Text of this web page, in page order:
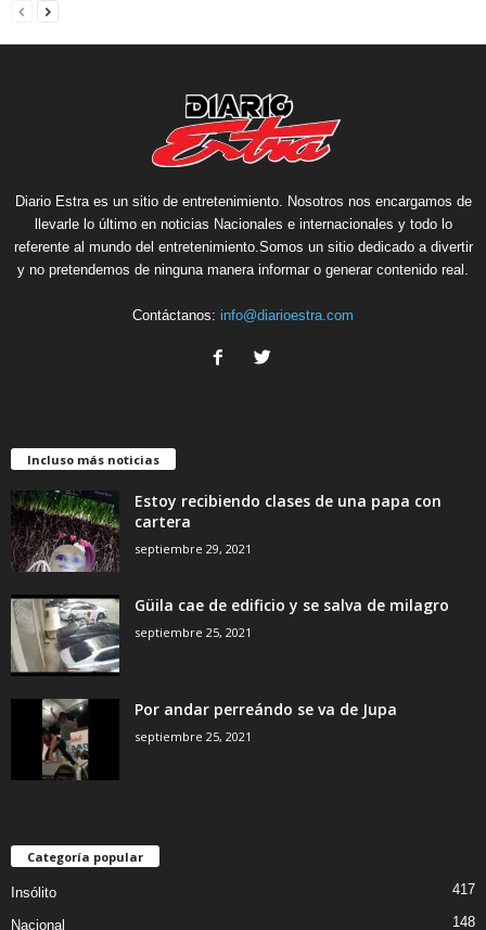
Diario Estra es un sitio de entretenimiento. Nosotros nos encargamos de
llevarle lo último en noticias Nacionales e internacionales y todo lo
referente al mundo del entretenimiento.Somos un sitio dedicado a divertir
y no pretendemos de ninguna manera informar o generar contenido real.
Contáctanos: info@diarioestra.com
Incluso más noticias
Estoy recibiendo clases de una papa con
cartera
septiembre 29, 2021
Güila cae de edificio y se salva de milagro
septiembre 25, 2021
Por andar perreándo se va de Jupa
septiembre 25, 2021
Categoría popular
Insólito 417
Nacional 148